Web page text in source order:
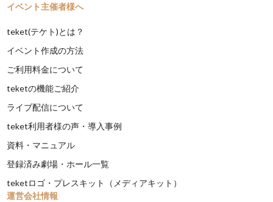
イベント主催者様へ
teket(テケト)とは？
イベント作成の方法
ご利用料金について
teketの機能ご紹介
ライブ配信について
teket利用者様の声・導入事例
資料・マニュアル
登録済み劇場・ホール一覧
teketロゴ・プレスキット（メディアキット）
運営会社情報